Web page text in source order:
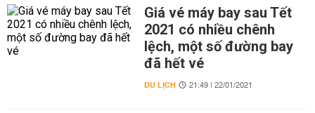
Giá vé máy bay sau Tết
2021 có nhiều chênh
lệch, một số đường bay
đã hết vé
DU LỊCH 21:49 | 22/01/2021